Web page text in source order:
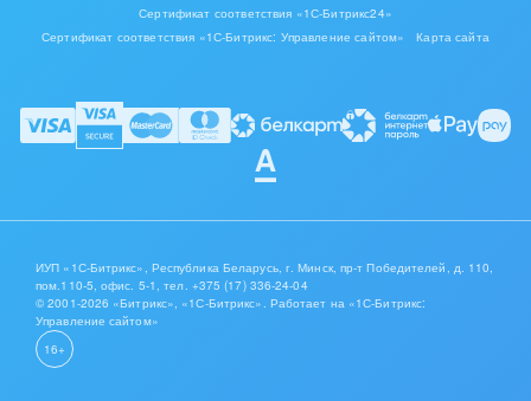
Сертификат соответствия «1С-Битрикс24»
Сертификат соответствия «1С-Битрикс: Управление сайтом»
Карта сайта
ИУП «1С-Битрикс», Республика Беларусь, г. Минск, пр-т Победителей, д. 110,
пом.110-5, офис. 5-1,тел. +375 (17) 336-24-04
© 2001-2026 «Битрикс», «1С-Битрикс». Работает на «1С-Битрикс:
Управление сайтом»
16+